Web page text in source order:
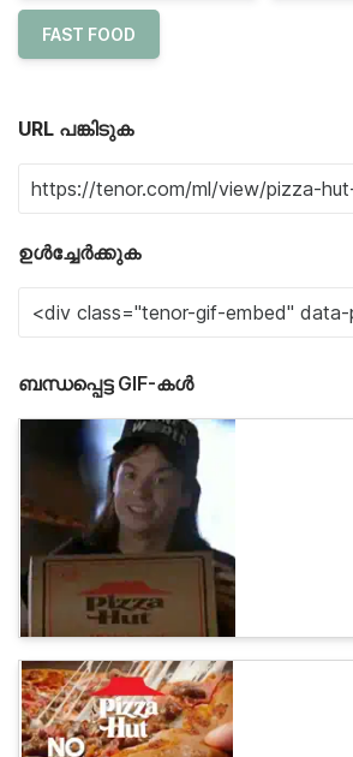
FAST FOOD
URL പങ്കിടുക
ഉൾച്ചേർക്കുക
ബന്ധപ്പെട്ട GIF-കൾ